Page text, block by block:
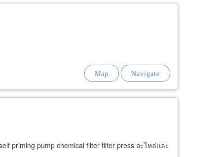
priming pump chemical filter filter press อะไหล่และ